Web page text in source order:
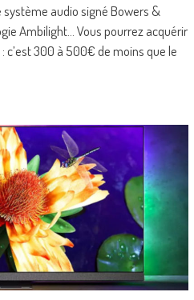
audio signé Bowers &
Ambilight… Vous pourrez acquérir
c’est 300 à 500€ de moins que le